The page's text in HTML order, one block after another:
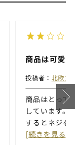
商品は可愛
投稿者： 北欧ス
商品はとって
しています。
するとネジを
[続きを見る]